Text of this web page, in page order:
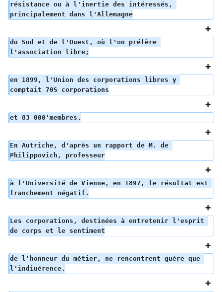
résistance ou à l'inertie des intéressés,
principalement dans l'Allemagne
du Sud et de l'Ouest, où l'on préfère
l'association libre;
en 1899, l'Union des corporations libres y
comptait 70S corporations
et 83 000'membres.
En Autriche, d'après un rapport de M. de
Philippovich, professeur
à l'Université de Vienne, en 1897, le résultat est
franchement négatif.
Les corporations, destinées à entretenir l'esprit
de corps et le sentiment
de l'honneur du métier, ne rencontrent guère que
l'indiuérence.